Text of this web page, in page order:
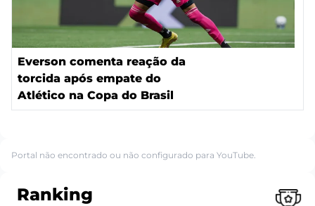
Everson comenta reação da
torcida após empate do
Atlético na Copa do Brasil
Portal não encontrado ou não configurado para YouTube.
Ranking